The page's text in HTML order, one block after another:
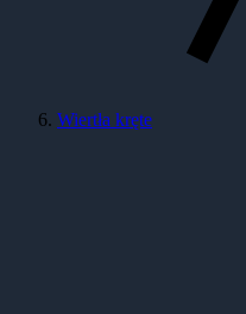
Wiertła kręte